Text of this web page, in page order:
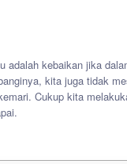
adalah kebaikan jika
kita juga tidak
Cukup kita